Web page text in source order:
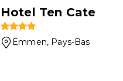
Hotel Ten Cate
Emmen, Pays-Bas